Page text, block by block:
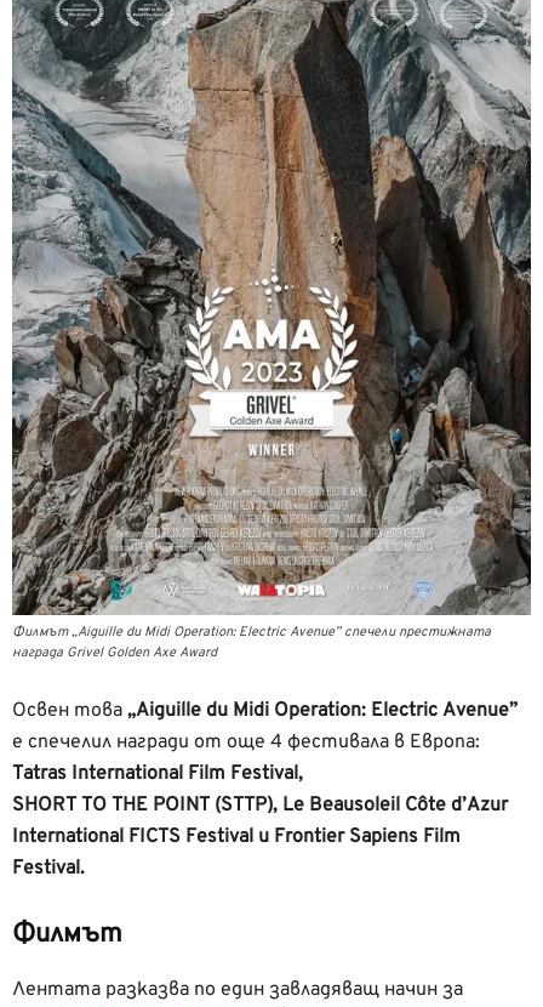
Филмът „Aiguille du Midi Operation: Electric Avenue” спечели престижната
награда Grivel Golden Axe Award
Освен това „Aiguille du Midi Operation: Electric Avenue”
е спечелил награди от още 4 фестивала в Европа:
Tatras International Film Festival,
SHORT TO THE POINT (STTP), Le Beausoleil Côte d’Azur
International FICTS Festival и Frontier Sapiens Film
Festival.
Филмът
Лентата разказва по един завладяващ начин за